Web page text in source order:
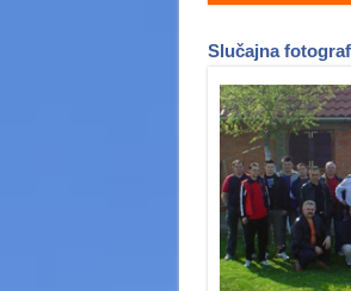
Slučajna